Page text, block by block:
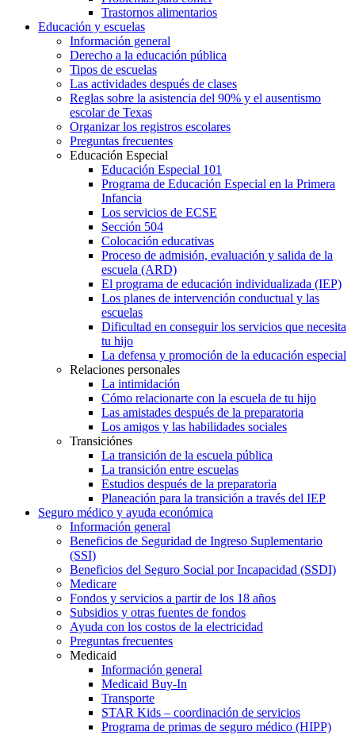
Trastornos alimentarios
Educación y escuelas
Información general
Derecho a la educación pública
Tipos de escuelas
Las actividades después de clases
Reglas sobre la asistencia del 90% y el ausentismo
escolar de Texas
Organizar los registros escolares
Preguntas frecuentes
Educación Especial
Educación Especial 101
Programa de Educación Especial en la Primera
Infancia
Los servicios de ECSE
Sección 504
Colocación educativas
Proceso de admisión, evaluación y salida de la
escuela (ARD)
El programa de educación individualizada (IEP)
Los planes de intervención conductual y las
escuelas
Dificultad en conseguir los servicios que necesita
tu hijo
La defensa y promoción de la educación especial
Relaciones personales
La intimidación
Cómo relacionarte con la escuela de tu hijo
Las amistades después de la preparatoria
Los amigos y las habilidades sociales
Transiciónes
La transición de la escuela pública
La transición entre escuelas
Estudios después de la preparatoria
Planeación para la transición a través del IEP
Seguro médico y ayuda económica
Información general
Beneficios de Seguridad de Ingreso Suplementario
(SSI)
Beneficios del Seguro Social por Incapacidad (SSDI)
Medicare
Fondos y servicios a partir de los 18 años
Subsidios y otras fuentes de fondos
Ayuda con los costos de la electricidad
Preguntas frecuentes
Medicaid
Información general
Medicaid Buy-In
Transporte
STAR Kids – coordinación de servicios
Programa de primas de seguro médico (HIPP)